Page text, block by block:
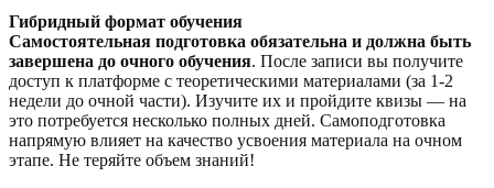
Гибридный формат обучения
Самостоятельная подготовка обязательна и должна быть
завершена до очного обучения. После записи вы получите
доступ к платформе с теоретическими материалами (за 1-2
недели до очной части). Изучите их и пройдите квизы — на
это потребуется несколько полных дней. Самоподготовка
напрямую влияет на качество усвоения материала на очном
этапе. Не теряйте объем знаний!